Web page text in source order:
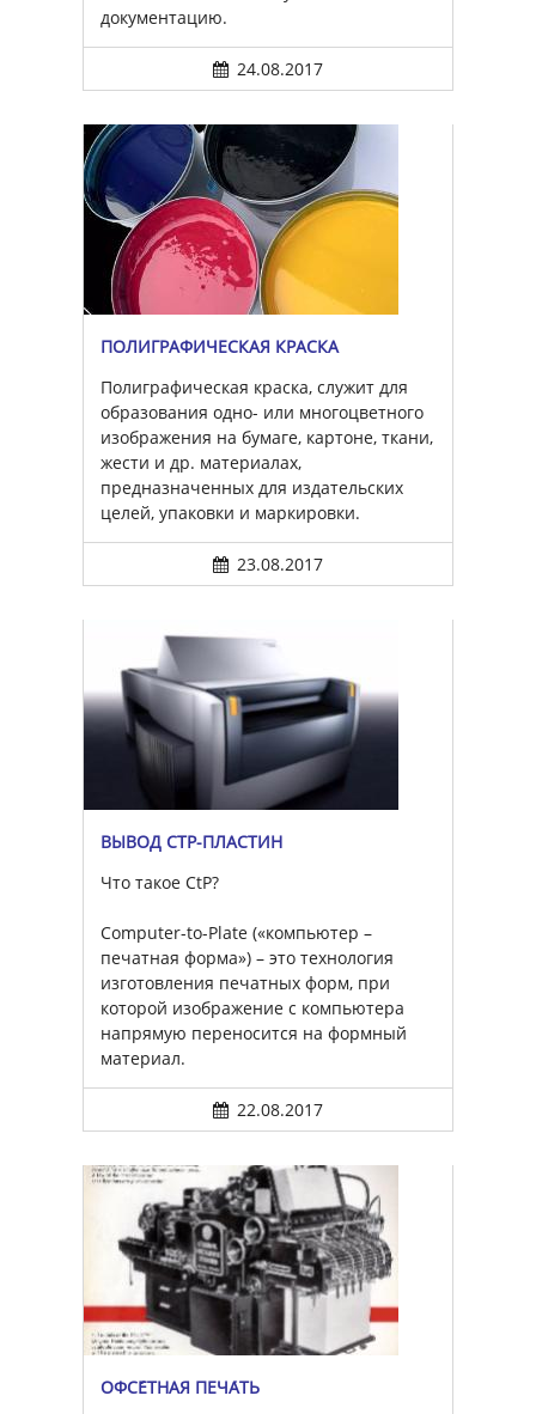
документацию.
24.08.2017
ПОЛИГРАФИЧЕСКАЯ КРАСКА
Полиграфическая краска, служит для
образования одно- или многоцветного
изображения на бумаге, картоне, ткани,
жести и др. материалах,
предназначенных для издательских
целей, упаковки и маркировки.
23.08.2017
ВЫВОД CTP-ПЛАСТИН
Что такое CtP?
Computer-to-Plate («компьютер –
печатная форма») – это технология
изготовления печатных форм, при
которой изображение с компьютера
напрямую переносится на формный
материал.
22.08.2017
ОФСЕ́ТНАЯ ПЕЧА́ТЬ